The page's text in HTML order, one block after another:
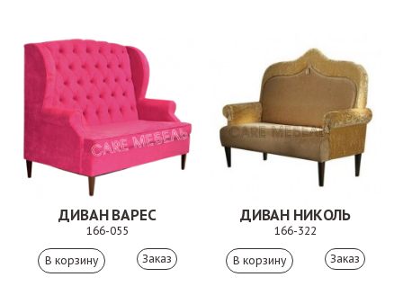
ДИВАН ВАРЕС
166-055
Заказ
ДИВАН НИКОЛЬ
166-322
Заказ